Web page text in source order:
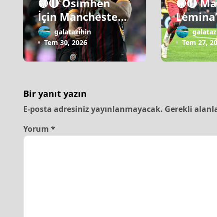
🟡🔴 Osimhen
İçin Manchester
United Israrı!
galatazihin
Tem 30, 2026
🟡🔴
İtirafı!
Tem 27,
Bir yanıt yazın
E-posta adresiniz yayınlanmayacak. Gerekli
Yorum *